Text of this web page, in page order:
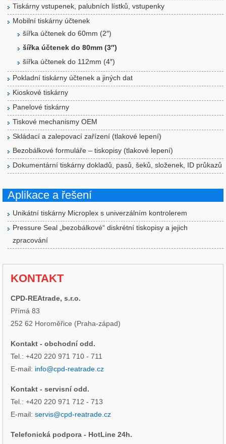
Tiskárny vstupenek, palubních lístků, vstupenky
Mobilní tiskárny účtenek
šířka účtenek do 60mm (2″)
šířka účtenek do 80mm (3″)
šířka účtenek do 112mm (4″)
Pokladní tiskárny účtenek a jiných dat
Kioskové tiskárny
Panelové tiskárny
Tiskové mechanismy OEM
Skládací a zalepovací zařízení (tlakové lepení)
Bezobálkové formuláře – tiskopisy (tlakové lepení)
Dokumentární tiskárny dokladů, pasů, šeků, složenek, ID průkazů
Aplikace a řešení
Unikátní tiskárny Microplex s univerzálním kontrolerem
Pressure Seal „bezobálkové“ diskrétní tiskopisy a jejich
zpracování
KONTAKT
CPD-REAtrade, s.r.o.
Přímá 83
252 62 Horoměřice (Praha-západ)
Kontakt - obchodní odd.
Tel.: +420 220 971 710 - 711
E-mail: info@cpd-reatrade.cz
Kontakt - servisní odd.
Tel.: +420 220 971 712 - 713
E-mail: servis@cpd-reatrade.cz
Telefonická podpora - HotLine 24h.